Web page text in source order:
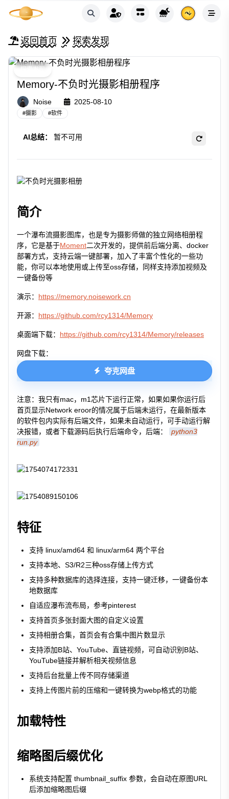
返回首页 探索发现
探索发现
Memory-不负时光摄影相册程序
Noise 2025-08-10
#摄影 #软件
AI总结： 暂不可用
简介
一个瀑布流摄影图库，也是专为摄影师做的独立网络相册程
序，它是基于Moment二次开发的，提供前后端分离、docker
部署方式，支持云端一键部署，加入了丰富个性化的一些功
能，你可以本地使用或上传至oss存储，同样支持添加视频及
一键备份等
演示： https://memory.noisework.cn
开源： https://github.com/rcy1314/Memory
桌面端下载： https://github.com/rcy1314/Memory/releases
网盘下载：
夸克网盘
注意：我只有mac，m1芯片下运行正常，如果如果你运行后
首页显示Network eroor的情况属于后端未运行，在最新版本
的软件包内实际有后端文件，如果未自动运行，可手动运行解
决报错，或者下载源码后执行后端命令，后端：
python3
run.py
特征
支持 linux/amd64 和 linux/arm64 两个平台
支持本地、S3/R2三种oss存储上传方式
支持多种数据库的选择连接，支持一键迁移，一键备份本
地数据库
自适应瀑布流布局，参考pinterest
支持首页多张封面大图的自定义设置
支持相册合集，首页会有合集中图片数显示
支持添加B站、YouTube、直链视频，可自动识别B站、
YouTube链接并解析相关视频信息
支持后台批量上传不同存储渠道
支持上传图片前的压缩和一键转换为webp格式的功能
加载特性
缩略图后缀优化
系统支持配置 thumbnail_suffix 参数，会自动在原图URL
后添加缩略图后缀